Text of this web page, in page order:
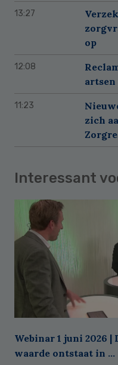
13:27
op
12:08
11:23
zich
Interessant
Webinar 1 juni 2026
waarde ontstaat in ...